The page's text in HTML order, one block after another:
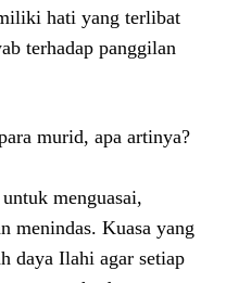
hati yang terlibat
terhadap panggilan
murid, apa artinya?
menguasai,
menindas. Kuasa yang
daya Ilahi agar setiap